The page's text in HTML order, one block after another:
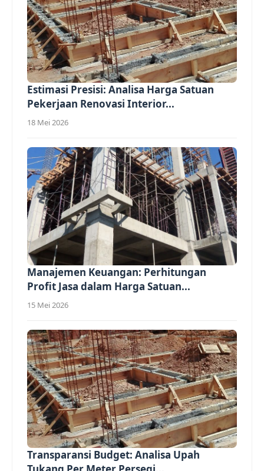
Estimasi Presisi: Analisa Harga Satuan
Pekerjaan Renovasi Interior...
18 Mei 2026
Manajemen Keuangan: Perhitungan
Profit Jasa dalam Harga Satuan...
15 Mei 2026
Transparansi Budget: Analisa Upah